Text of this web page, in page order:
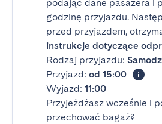
podając dane pasażera i
godzinę przyjazdu.
przed przyjazdem,
instrukcje dotyczące
Rodzaj przyjazdu:
Przyjazd: od 15:00
Wyjazd: 11:00
Przyjeżdżasz wcześnie i
przechować bagaż?